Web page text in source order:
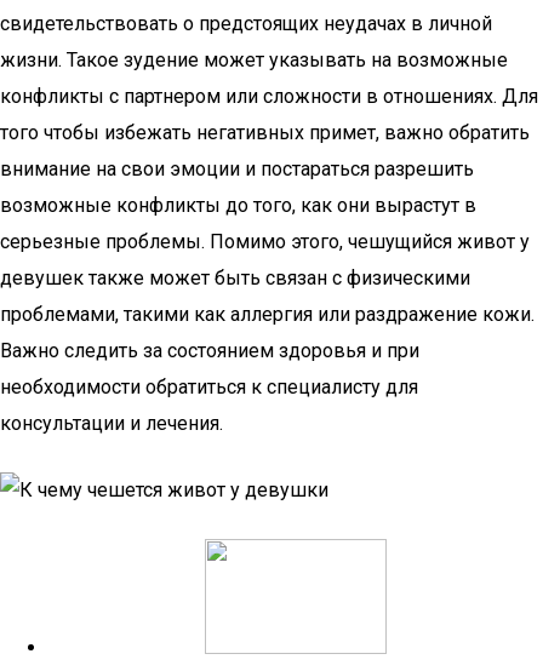
свидетельствовать о предстоящих неудачах в личной
жизни. Такое зудение может указывать на возможные
конфликты с партнером или сложности в отношениях. Для
того чтобы избежать негативных примет, важно обратить
внимание на свои эмоции и постараться разрешить
возможные конфликты до того, как они вырастут в
серьезные проблемы. Помимо этого, чешущийся живот у
девушек также может быть связан с физическими
проблемами, такими как аллергия или раздражение кожи.
Важно следить за состоянием здоровья и при
необходимости обратиться к специалисту для
консультации и лечения.